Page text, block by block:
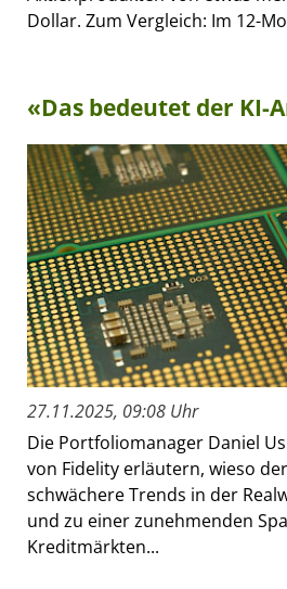
Dollar. Zum Vergleich: Im 12-
«Das bedeutet der KI-
27.11.2025, 09:08 Uhr
Die Portfoliomanager Daniel
von Fidelity erläutern, wieso
schwächere Trends in der
und zu einer zunehmenden
Kreditmärkten...